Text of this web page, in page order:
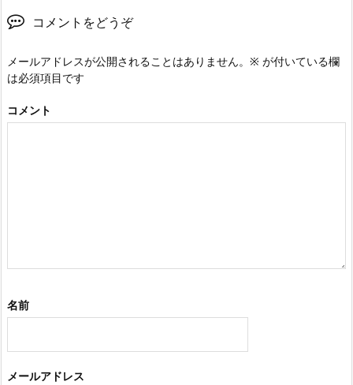
コメントをどうぞ
メールアドレスが公開されることはありません。 ※ が付いている欄
は必須項目です
コメント
名前
メールアドレス